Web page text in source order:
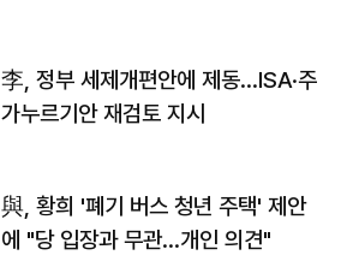
李, 정부 세제개편안에 제동…ISA·주
가누르기안 재검토 지시
與, 황희 '폐기 버스 청년 주택' 제안
에 "당 입장과 무관…개인 의견"